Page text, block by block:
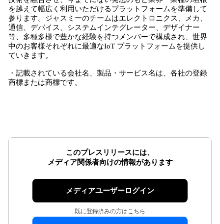
を越えて幅広く利用いただけるプラットフォームを準備して
参ります。ジャスミーのチームはエレクトロニクス、メカ、
通信、デバイス、システムインテグレーター、デザイナー
等、多種多様で豊かな経験を持つメンバーで構成され、世界
中のお客様それぞれに最適なIoT プラットフォームを提供し
ていきます。
・記載されている会社名、製品・サービス名は、各社の登録
商標または商標です。
このプレスリリースには、
メディア関係者向けの情報があります
メディアユーザーログイン
既に登録済みの方はこちら